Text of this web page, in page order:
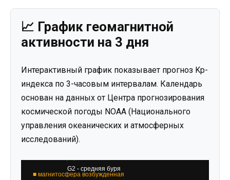
📈 График геомагнитной
активности на 3 дня
Интерактивный график показывает прогноз Kp-
индекса по 3-часовым интервалам. Календарь
основан на данных от Центра прогнозирования
космической погоды NOAA (Национального
управления океанических и атмосферных
исследований).